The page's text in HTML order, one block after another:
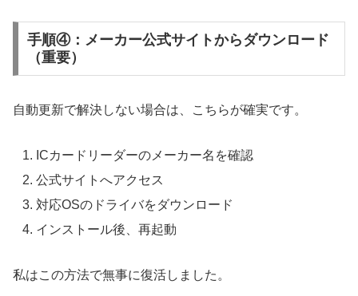
手順④：メーカー公式サイトからダウンロード
（重要）
自動更新で解決しない場合は、こちらが確実です。
ICカードリーダーのメーカー名を確認
公式サイトへアクセス
対応OSのドライバをダウンロード
インストール後、再起動
私はこの方法で無事に復活しました。